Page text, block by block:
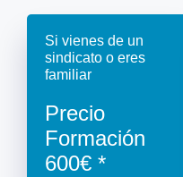
Si vienes de un
sindicato o eres
familiar
Precio
Formación
600€ *